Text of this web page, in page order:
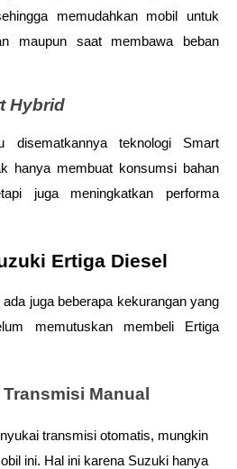
memudahkan mobil untuk
maupun saat membawa beban
Hybrid
disematkannya teknologi Smart
hanya membuat konsumsi bahan
juga meningkatkan performa
Ertiga Diesel
juga beberapa kekurangan yang
memutuskan membeli Ertiga
Manual
transmisi otomatis, mungkin
ini. Hal ini karena Suzuki hanya